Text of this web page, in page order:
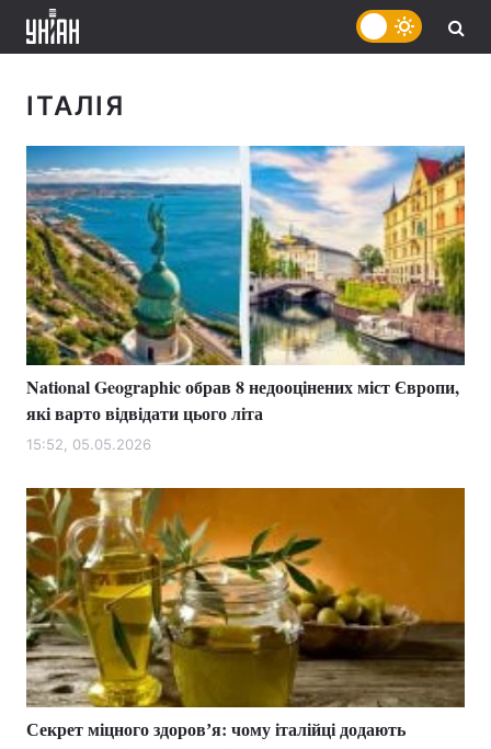
ІТАЛІЯ
National Geographic обрав 8 недооцінених міст Європи,
які варто відвідати цього літа
15:52, 05.05.2026
Секрет міцного здоровʼя: чому італійці додають